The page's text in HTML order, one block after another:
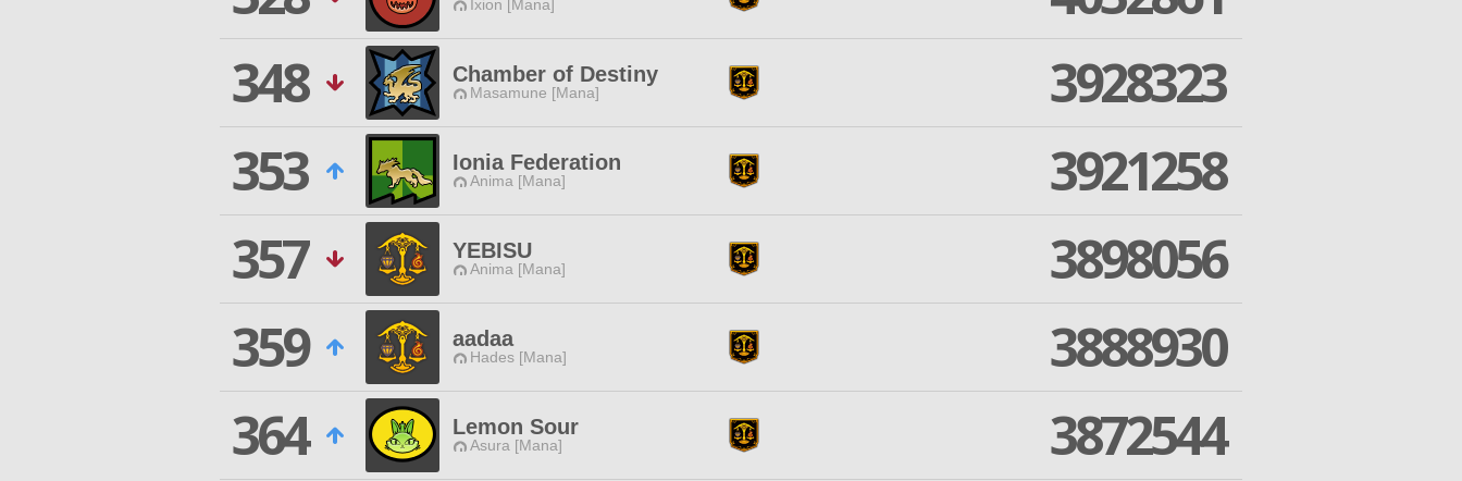
Ixion [Mana]
348
Chamber of Destiny
Masamune [Mana]
3928323
353
Ionia Federation
Anima [Mana]
3921258
357
YEBISU
Anima [Mana]
3898056
359
aadaa
Hades [Mana]
3888930
364
Lemon Sour
Asura [Mana] 3872544